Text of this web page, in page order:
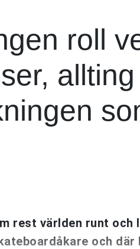
roll
rest världen runt
och